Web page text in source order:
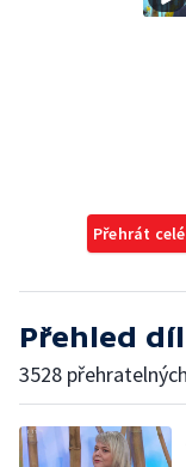
Přehrát
Přehled
3528 přehratelných